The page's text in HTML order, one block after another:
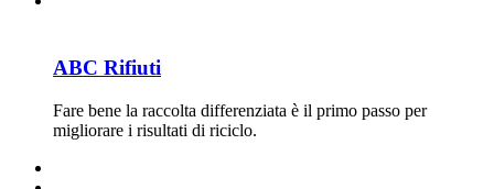
ABC Rifiuti
Fare bene la raccolta differenziata è il primo passo per
migliorare i risultati di riciclo.